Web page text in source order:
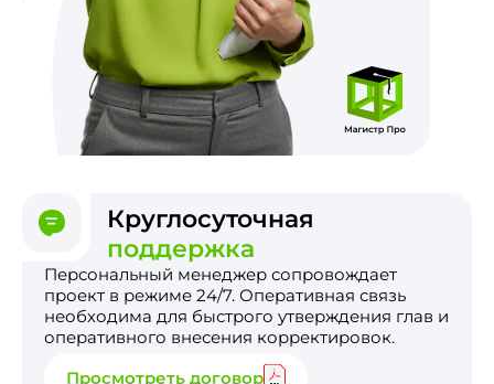
Круглосуточная
поддержка
Персональный менеджер сопровождает
проект в режиме 24/7. Оперативная связь
необходима для быстрого утверждения глав и
оперативного внесения корректировок.
Просмотреть договор